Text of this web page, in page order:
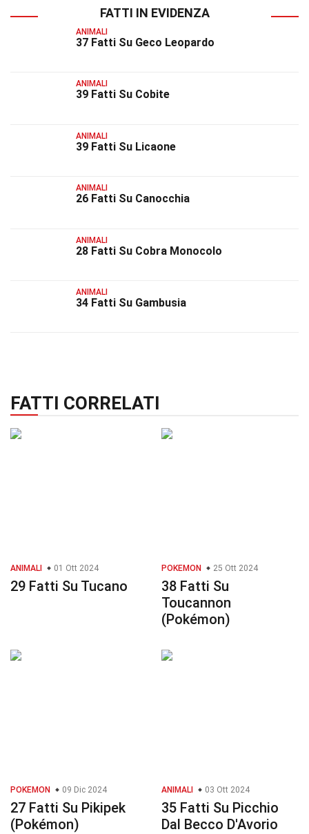
FATTI IN EVIDENZA
ANIMALI
37 Fatti Su Geco Leopardo
ANIMALI
39 Fatti Su Cobite
ANIMALI
39 Fatti Su Licaone
ANIMALI
26 Fatti Su Canocchia
ANIMALI
28 Fatti Su Cobra Monocolo
ANIMALI
34 Fatti Su Gambusia
FATTI CORRELATI
ANIMALI 01 Ott 2024
29 Fatti Su Tucano
POKEMON 25 Ott 2024
38 Fatti Su
Toucannon
(Pokémon)
POKEMON 09 Dic 2024
27 Fatti Su Pikipek
(Pokémon)
ANIMALI 03 Ott 2024
35 Fatti Su Picchio
Dal Becco D'Avorio